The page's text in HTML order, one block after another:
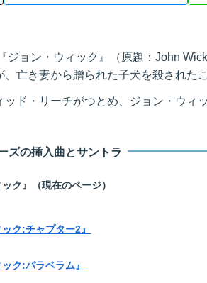
ジョン・ウィック』（原題：John
亡き妻から贈られた子犬を殺された
ド・リーチがつとめ、ジョン・ウィ
ズの挿入曲とサントラ
ック』（現在のページ）
ック:チャプター2』
ク:パラベラム』